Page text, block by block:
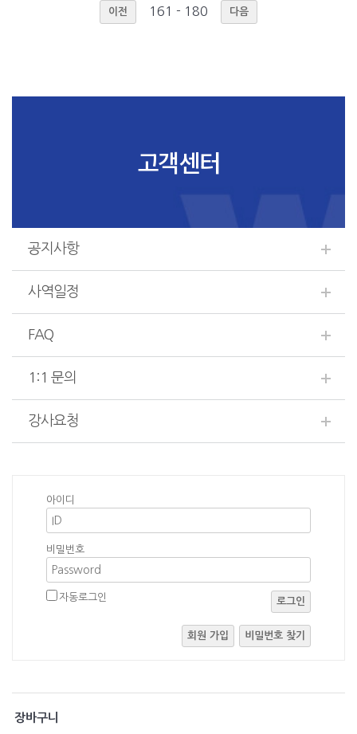
이전 161 - 180 다음
고객센터
공지사항
사역일정
FAQ
1:1 문의
강사요청
아이디
비밀번호
자동로그인 로그인
회원 가입 비밀번호 찾기
장바구니